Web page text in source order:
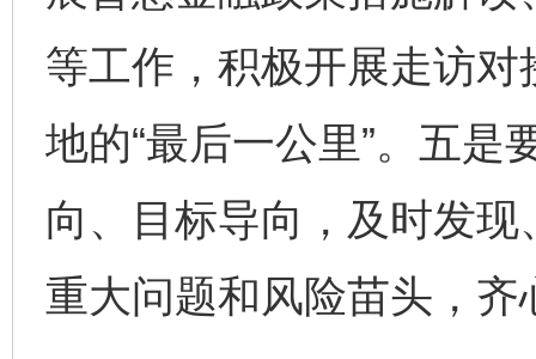
等工作，积极开展走访
地的“最后一公里”。五是
向、目标导向，及时发
重大问题和风险苗头，
东山县通报“牛蛙产品抗生素超标问题” 法